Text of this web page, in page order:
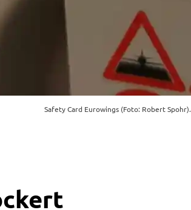
Safety Card Eurowings (Foto: Robert Spohr).